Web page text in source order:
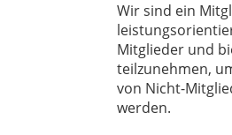
Wir sind ein
Mitglieder und
teilzunehmen,
von Nicht-
werden.